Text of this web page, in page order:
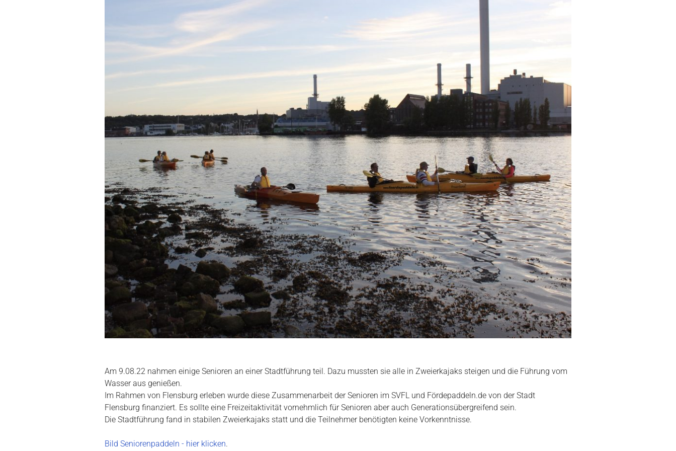
Am 9.08.22 nahmen einige Senioren an einer Stadtführung teil. Dazu mussten sie alle in Zweierkajaks steigen und die Führung vom
Wasser aus genießen.
Im Rahmen von Flensburg erleben wurde diese Zusammenarbeit der Senioren im SVFL und Fördepaddeln.de von der Stadt
Flensburg finanziert. Es sollte eine Freizeitaktivität vornehmlich für Senioren aber auch Generationsübergreifend sein.
Die Stadtführung fand in stabilen Zweierkajaks statt und die Teilnehmer benötigten keine Vorkenntnisse.
Bild Seniorenpaddeln - hier klicken.